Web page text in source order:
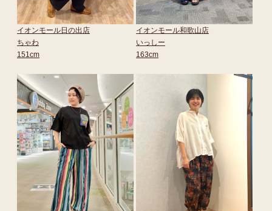
イオンモール日の出店
ちゃわ
151cm
イオンモール和歌山店
いっしー
163cm